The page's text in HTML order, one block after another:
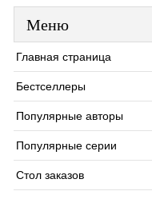
Меню
Главная страница
Бестселлеры
Популярные авторы
Популярные серии
Стол заказов